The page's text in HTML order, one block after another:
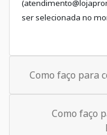
ser selecionada no
Como faço para
Como faço